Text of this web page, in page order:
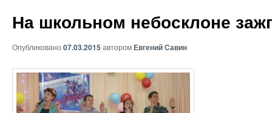
На школьном небосклоне
Опубликовано 07.03.2015 авторомЕвгений Савин